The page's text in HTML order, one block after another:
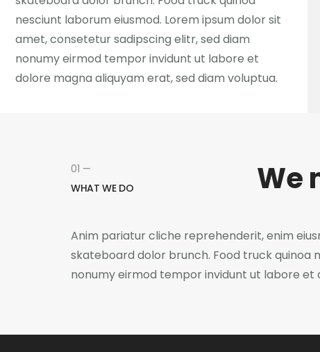
nesciunt laborum eiusmod. Lorem ipsum dolor sit
amet, consetetur sadipscing elitr, sed diam
nonumy eirmod tempor invidunt ut labore et
dolore magna aliquyam erat, sed diam voluptua.
01 —
WHAT WE DO
We
Anim pariatur cliche reprehenderit, enim
skateboard dolor brunch. Food truck quinoa
nonumy eirmod tempor invidunt ut labore et